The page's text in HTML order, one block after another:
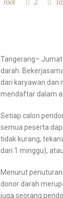
root 2
Tangerang–
darah.
dari karyawan dan
mendaftar dalam
Setiap calon
semua peserta
tidak kurang,
dari 1 minggu),
Menurut
donor darah
juga seorang